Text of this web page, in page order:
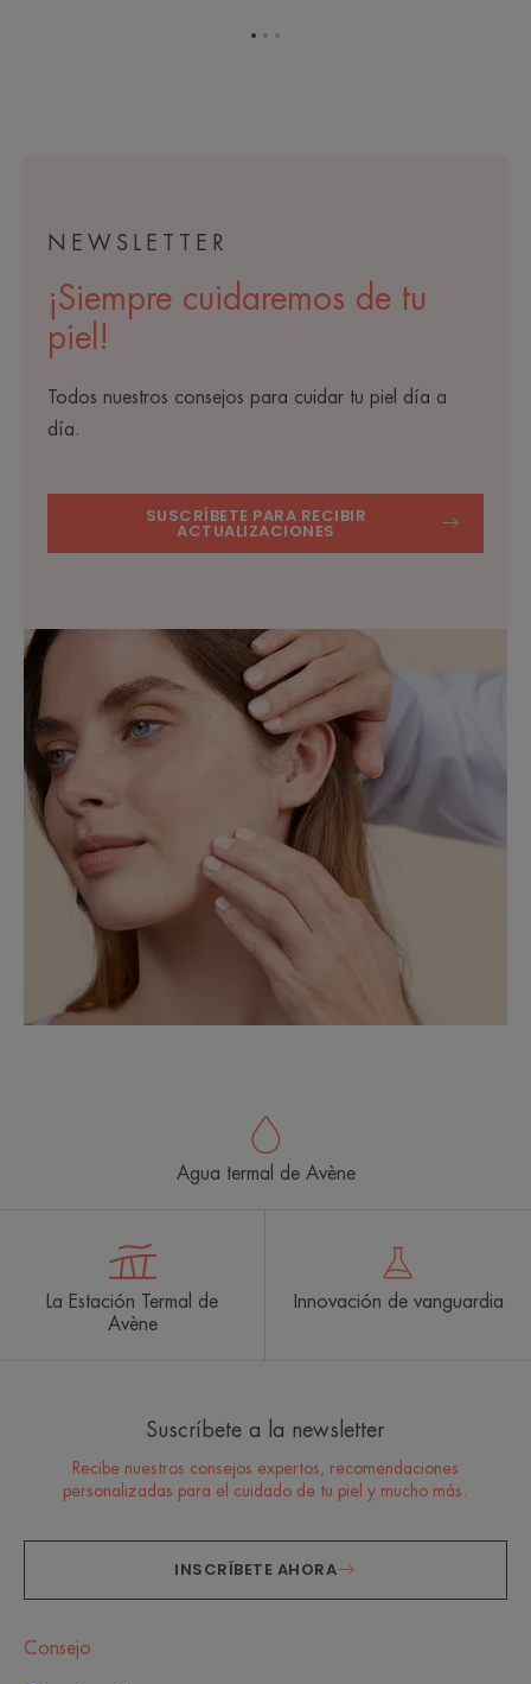
NEWSLETTER
¡Siempre cuidaremos de tu
piel!
Todos nuestros consejos para cuidar tu piel día a
día.
SUSCRÍBETE PARA RECIBIR
ACTUALIZACIONES
Agua termal de Avène
La Estación Termal de
Avène
Innovación de vanguardia
Suscríbete a la newsletter
Recibe nuestros consejos expertos, recomendaciones
personalizadas para el cuidado de tu piel y mucho más.
INSCRÍBETE AHORA
Consejo